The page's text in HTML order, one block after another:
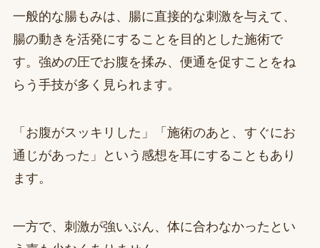
一般的な腸もみは、腸に直接的な刺激を与えて、
腸の動きを活発にすることを目的とした施術で
す。強めの圧でお腹を揉み、便通を促すことをね
らう手技が多く見られます。
「お腹がスッキリした」「施術のあと、すぐにお
通じがあった」という感想を耳にすることもあり
ます。
一方で、刺激が強いぶん、体に合わなかったとい